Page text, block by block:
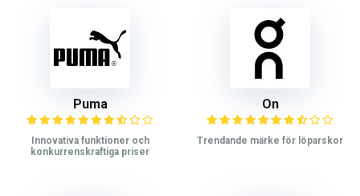
Puma
Innovativa funktioner och
konkurrenskraftiga priser
On
Trendande märke för löparskor